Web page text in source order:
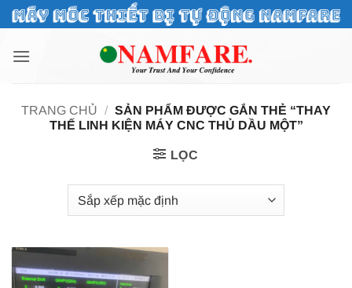
Bỏ
qua
nội
TRANG CHỦ / SẢN PHẨM ĐƯỢC GẮN THẺ “THAY
THẾ LINH KIỆN MÁY CNC THỦ DẦU MỘT”
LỌC